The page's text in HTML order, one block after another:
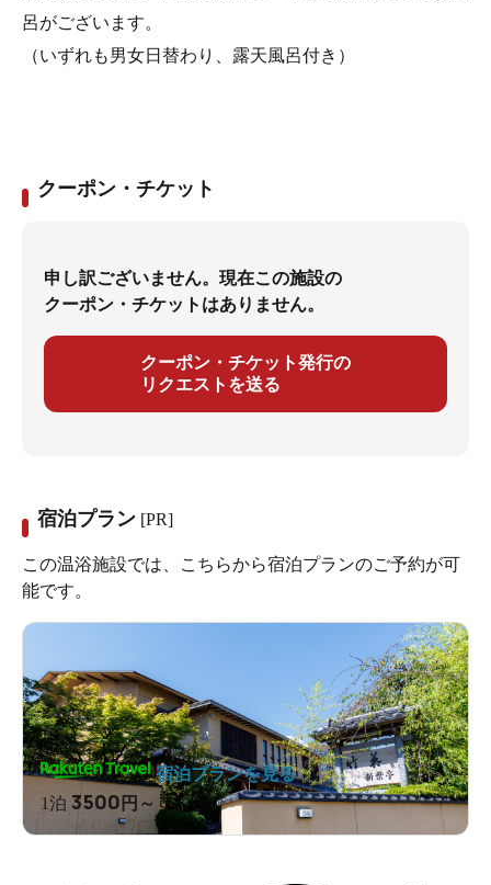
呂がございます。
（いずれも男女日替わり、露天風呂付き）
クーポン・チケット
申し訳ございません。現在この施設の
クーポン・チケットはありません。
クーポン・チケット発行の
リクエストを送る
宿泊プラン [PR]
この温浴施設では、こちらから宿泊プランのご予約が可
能です。
1泊 3500 円～
宿泊プランを見る